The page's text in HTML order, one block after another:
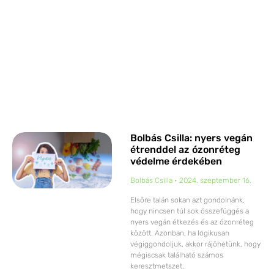
Bolbás Csilla: nyers vegán
étrenddel az ózonréteg
védelme érdekében
Bolbás Csilla 2024. szeptember 16.
Elsőre talán sokan azt gondolnánk,
hogy nincsen túl sok összefüggés a
nyers vegán étkezés és az ózonréteg
között. Azonban, ha logikusan
végiggondoljuk, akkor rájöhetünk, hogy
mégiscsak található számos
keresztmetszet.